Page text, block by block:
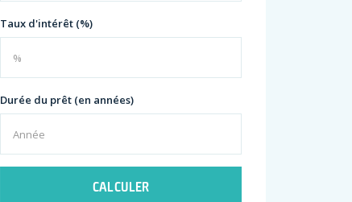
Taux d'intérêt (%)
Durée du prêt (en années)
CALCULER